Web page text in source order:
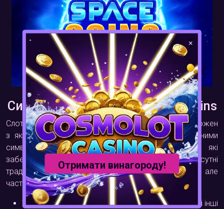
Символи та виплати в Space Coins
Слот Space Coins пропонує різноманітні символи, кожен
з яких має свою вартість та особливості. Головними
символами є космічні монети різних кольорів, які
забезпечують найвищі виплати. Також у грі присутні
традиційні карткові символи, що приносять менші, але
частіші виграші.
Wild-символ (Золота монета) — замінює будь-які інші
×
Отримати винагороду!